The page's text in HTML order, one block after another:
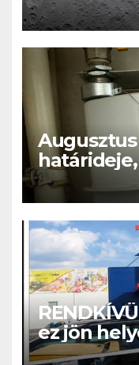
Augusztus
nagy
ez jön